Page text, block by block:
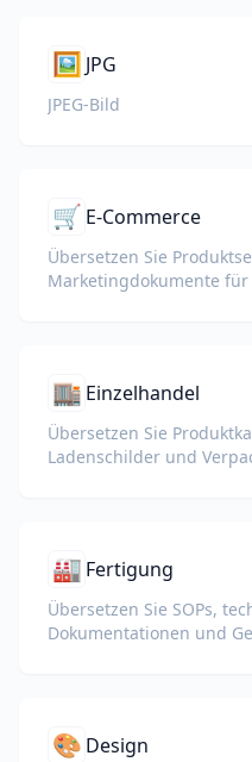
🖼️ JPG
JPEG-Bild
🛒 E-Commerce
Übersetzen Sie
Marketingdokumente
🏬 Einzelhandel
Übersetzen Sie
Ladenschilder und
🏭 Fertigung
Übersetzen Sie SOPs,
Dokumentationen und
🎨 Design